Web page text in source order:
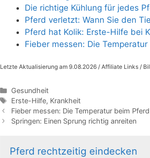
Die richtige Kühlung für jedes
Pferd verletzt: Wann Sie den
Pferd hat Kolik: Erste-Hilfe bei
Fieber messen: Die
Letzte Aktualisierung am 9.08.2026 / Affiliate Links /
Kategorien
Gesundheit
Schlagwörter
Erste-Hilfe, Krankheit
Fieber messen: Die Temperatur beim
Springen: Einen Sprung richtig anreiten
Pferd rechtzeitig eindecken